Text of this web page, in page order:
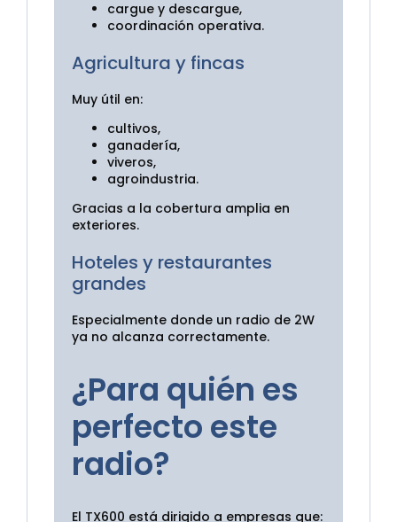
cargue y descargue,
coordinación operativa.
Agricultura y fincas
Muy útil en:
cultivos,
ganadería,
viveros,
agroindustria.
Gracias a la cobertura amplia en
exteriores.
Hoteles y restaurantes
grandes
Especialmente donde un radio de 2W
ya no alcanza correctamente.
¿Para quién es
perfecto este
radio?
El TX600 está dirigido a empresas que: